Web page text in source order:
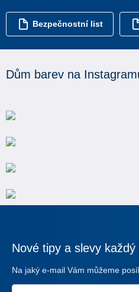
Bezpečnostní list
Dům barev na
Nové tipy a slevy
Na jaký e-mail Vám můžeme